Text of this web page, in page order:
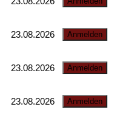
23.08.2026
23.08.2026
23.08.2026